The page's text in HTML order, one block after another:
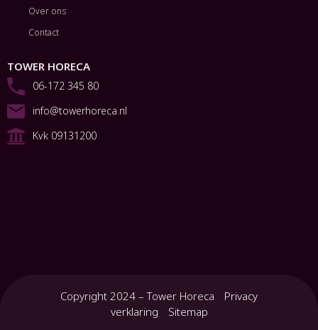
Over ons
Contact
TOWER HORECA
06-172 345 80
info@towerhoreca.nl
Kvk 09131200
Copyright 2024 – Tower Horeca
Privacy
verklaring
Sitemap